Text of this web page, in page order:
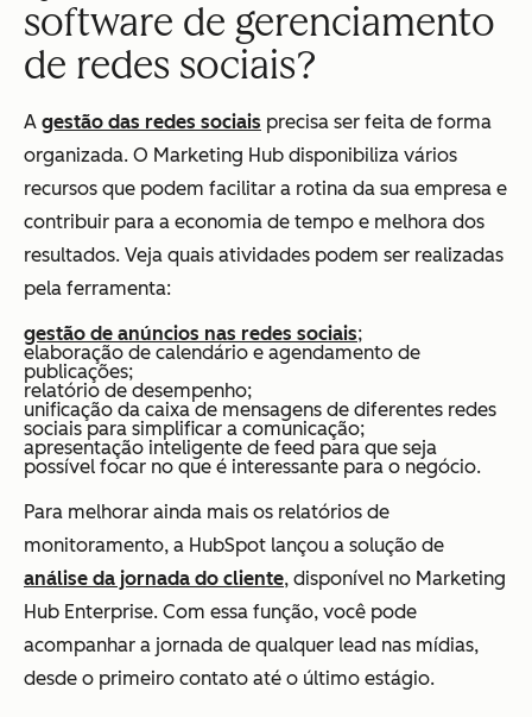
software de gerenciamento
de redes sociais?
A gestão das redes sociais precisa ser feita de forma
organizada. O Marketing Hub disponibiliza vários
recursos que podem facilitar a rotina da sua empresa e
contribuir para a economia de tempo e melhora dos
resultados. Veja quais atividades podem ser realizadas
pela ferramenta:
gestão de anúncios nas redes sociais;
elaboração de calendário e agendamento de
publicações;
relatório de desempenho;
unificação da caixa de mensagens de diferentes redes
sociais para simplificar a comunicação;
apresentação inteligente de feed para que seja
possível focar no que é interessante para o negócio.
Para melhorar ainda mais os relatórios de
monitoramento, a HubSpot lançou a solução de
análise da jornada do cliente, disponível no Marketing
Hub Enterprise. Com essa função, você pode
acompanhar a jornada de qualquer lead nas mídias,
desde o primeiro contato até o último estágio.